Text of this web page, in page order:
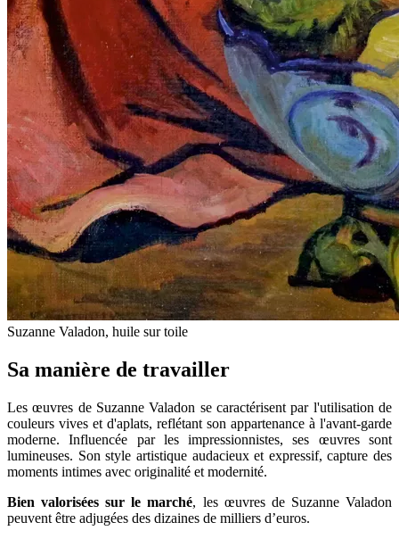
Suzanne Valadon, huile sur toile
Sa manière de travailler
Les œuvres de Suzanne Valadon se caractérisent par l'utilisation de
couleurs vives et d'aplats, reflétant son appartenance à l'avant-garde
moderne. Influencée par les impressionnistes, ses œuvres sont
lumineuses. Son style artistique audacieux et expressif, capture des
moments intimes avec originalité et modernité.
Bien valorisées sur le marché, les œuvres de Suzanne Valadon
peuvent être adjugées des dizaines de milliers d’euros.